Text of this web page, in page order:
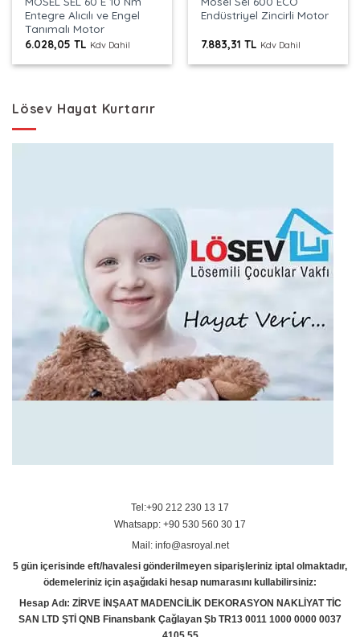
Entegre Alıcılı ve Engel
Tanımalı Motor
6.028,05TL Kdv Dahil
Endüstriyel Zincirli Motor
7.883,31TL Kdv Dahil
Lösev Hayat Kurtarır
Tel:+90 212 230 13 17
Whatsapp: +90 530 560 30 17
Mail: info@asroyal.net
5 gün içerisinde eft/havalesi gönderilmeyen siparişleriniz iptal olmaktadır,
ödemeleriniz için aşağıdaki hesap numarasını kullabilirsiniz:
Hesap Adı: ZİRVE İNŞAAT MADENCİLİK DEKORASYON NAKLİYAT TİC
SAN LTD ŞTİ QNB Finansbank Çağlayan Şb TR13 0011 1000 0000 0037